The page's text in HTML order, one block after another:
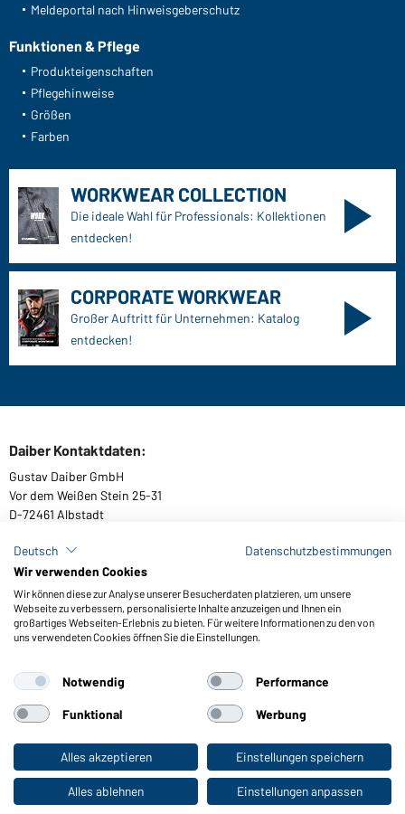
Zum Privatkunden-Shop
Meldeportal nach Hinweisgeberschutz
Funktionen & Pflege
Produkteigenschaften
Pflegehinweise
Größen
Farben
WORKWEAR COLLECTION
Die ideale Wahl für Professionals: Kollektionen
entdecken!
CORPORATE WORKWEAR
Großer Auftritt für Unternehmen: Katalog
entdecken!
Daiber Kontaktdaten:
Gustav Daiber GmbH
Vor dem Weißen Stein 25-31
D-72461 Albstadt
Kataloge herunterladen oder bestellen
Zu den Katalogen
AGB Impressum
Cookie-Einstellungen
Barrierefreiheit
© 2026 Daiber
Deutsch
Datenschutzbestimmungen
Wir verwenden Cookies
Wir können diese zur Analyse unserer Besucherdaten platzieren, um unsere
Webseite zu verbessern, personalisierte Inhalte anzuzeigen und Ihnen ein
großartiges Webseiten-Erlebnis zu bieten. Für weitere Informationen zu den von
uns verwendeten Cookies öffnen Sie die Einstellungen.
Notwendig Performance
Funktional Werbung
Alles akzeptieren Einstellungen speichern
Alles ablehnen Einstellungen anpassen